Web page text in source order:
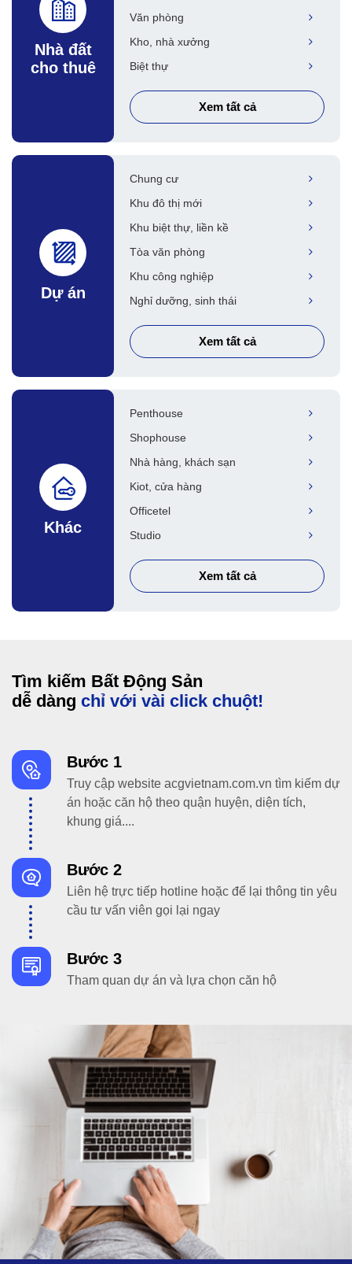
Nhà đất
cho thuê
Văn phòng
Kho, nhà xưởng
Biệt thự
Xem tất cả
Dự án
Chung cư
Khu đô thị mới
Khu biệt thự, liền kề
Tòa văn phòng
Khu công nghiệp
Nghỉ dưỡng, sinh thái
Xem tất cả
Khác
Penthouse
Shophouse
Nhà hàng, khách sạn
Kiot, cửa hàng
Officetel
Studio
Xem tất cả
Tìm kiếm Bất Động Sản
dễ dàng chỉ với vài click chuột!
Bước 1
Truy cập website acgvietnam.com.vn tìm kiếm dự
án hoặc căn hộ theo quận huyện, diện tích,
khung giá....
Bước 2
Liên hệ trực tiếp hotline hoặc để lại thông tin yêu
cầu tư vấn viên gọi lại ngay
Bước 3
Tham quan dự án và lựa chọn căn hộ